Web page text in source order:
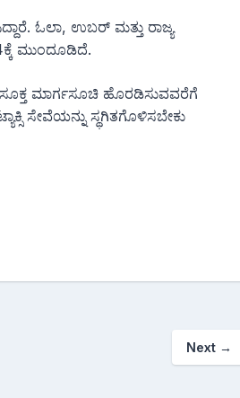
ಓಲಾ, ಉಬರ್ ಮತ್ತು ರಾಜ್ಯ
ಮುಂದೂಡಿದೆ.
ಮಾರ್ಗಸೂಚಿ ಹೊರಡಿಸುವವರೆಗೆ
ಸೇವೆಯನ್ನು ಸ್ಥಗಿತಗೊಳಿಸಬೇಕು
Next →